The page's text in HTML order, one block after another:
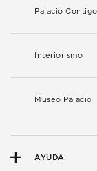
Palacio Contigo
Interiorismo
Museo Palacio
AYUDA